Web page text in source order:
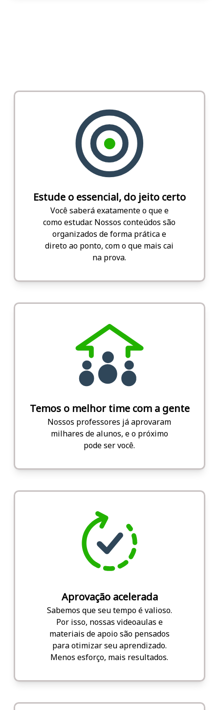
Estude o essencial, do jeito certo
Você saberá exatamente o que e
como estudar. Nossos conteúdos são
organizados de forma prática e
direto ao ponto, com o que mais cai
na prova.
Temos o melhor time com a gente
Nossos professores já aprovaram
milhares de alunos, e o próximo
pode ser você.
Aprovação acelerada
Sabemos que seu tempo é valioso.
Por isso, nossas videoaulas e
materiais de apoio são pensados
para otimizar seu aprendizado.
Menos esforço, mais resultados.